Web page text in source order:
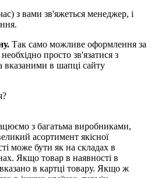
з вами зв'яжеться менеджер, і
Так само можливе оформлення за
просто зв'язатися з
вказаними в шапці сайту
з багатьма виробниками,
асортимент якісної
може бути як на складах в
Якщо товар в наявності в
в картці товару. Якщо ж